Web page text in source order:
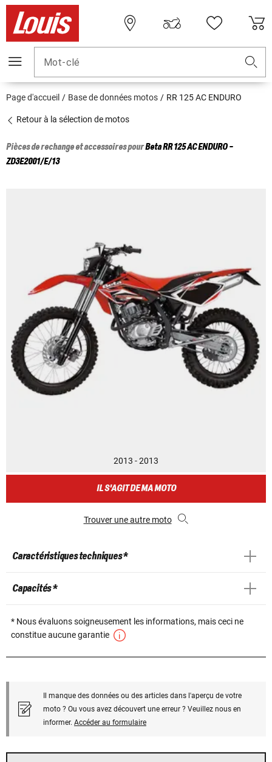
Mot-clé
Page d'accueil Base de données motos RR 125 AC ENDURO
Retour à la sélection de motos
Pièces de rechange et accessoires pourBetaRR 125 AC ENDURO -
ZD3E2001/E/13
2013 - 2013
IL S'AGIT DE MA MOTO
Trouver une autre moto
Caractéristiques techniques *
Capacités *
* Nous évaluons soigneusement les informations, mais ceci ne
constitue aucune garantie
Il manque des données ou des articles dans l'aperçu de votre
moto ? Ou vous avez découvert une erreur ? Veuillez nous en
informer. Accéder au formulaire